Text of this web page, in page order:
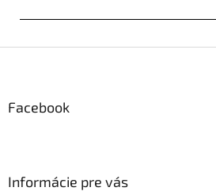
Facebook
Informácie pre vás